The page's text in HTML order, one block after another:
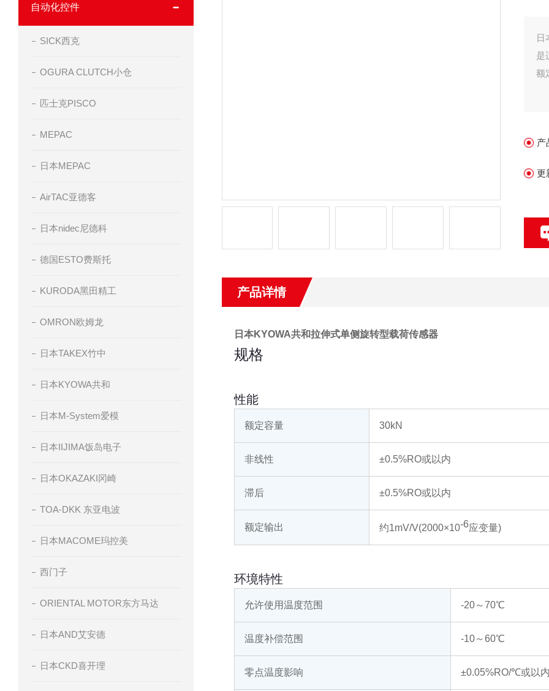
自动化控件
SICK西克
OGURA CLUTCH小仓
匹士克PISCO
MEPAC
日本MEPAC
AirTAC亚德客
日本nidec尼德科
德国ESTO费斯托
KURODA黑田精工
OMRON欧姆龙
日本TAKEX竹中
日本KYOWA共和
日本M-System爱模
日本IIJIMA饭岛电子
日本OKAZAKI冈崎
TOA-DKK 东亚电波
日本MACOME玛控美
西门子
ORIENTAL MOTOR东方马达
日本AND艾安德
日本CKD喜开理
日
是
额
产
更
产品详情
日本KYOWA共和拉伸式单侧旋转型载荷传感器
规格
性能
额定容量 30kN
非线性 ±0.5%RO或以内
滞后 ±0.5%RO或以内
额定输出 约1mV/V(2000×10-6应变量)
环境特性
允许使用温度范围 -20～70℃
温度补偿范围 -10～60℃
零点温度影响 ±0.05%RO/℃或以